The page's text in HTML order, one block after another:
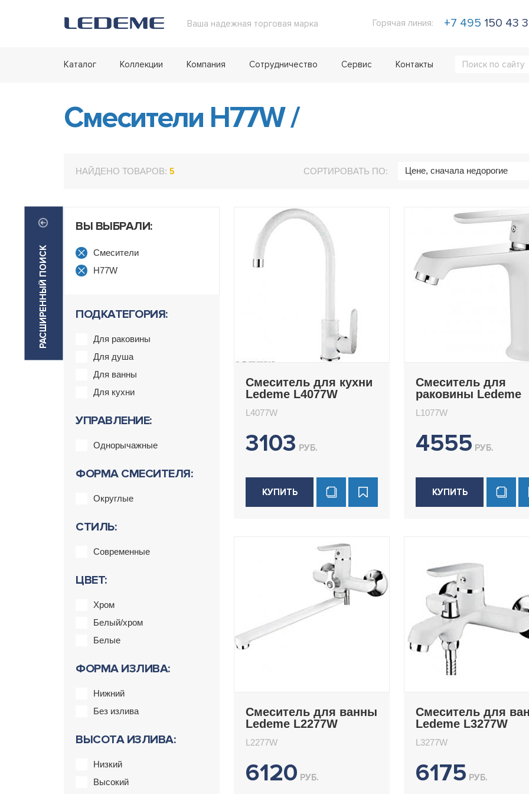
Ваша надежная торговая марка Горячая линия: +7 495 150 43
Каталог Коллекции Компания Сотрудничество Сервис Контакты
Смесители H77W/
НАЙДЕНО ТОВАРОВ: 5 СОРТИРОВАТЬ ПО: Цене, сначала недорогие
РАСШИРЕННЫЙ ПОИСК
ВЫ ВЫБРАЛИ:
Смесители
H77W
ПОДКАТЕГОРИЯ:
Для раковины
Для душа
Для ванны
Для кухни
УПРАВЛЕНИЕ:
Однорычажные
ФОРМА СМЕСИТЕЛЯ:
Округлые
СТИЛЬ:
Современные
ЦВЕТ:
Хром
Белый/хром
Белые
ФОРМА ИЗЛИВА:
Нижний
Без излива
ВЫСОТА ИЗЛИВА:
Низкий
Высокий
Смеситель для кухни
Ledeme L4077W
L4077W
3103 РУБ.
КУПИТЬ
Смеситель для
раковины Ledeme
L1077W
4555 РУБ.
КУПИТЬ
Смеситель для ванны
Ledeme L2277W
L2277W
6120 РУБ.
Смеситель для
Ledeme L3277W
L3277W
6175 РУБ.